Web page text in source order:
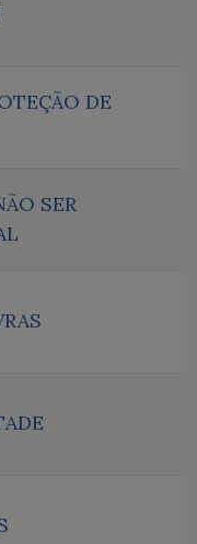
DE
SER